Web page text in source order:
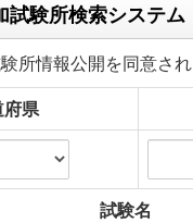
試験所検索システム
所情報公開を同意さ
県
試験名